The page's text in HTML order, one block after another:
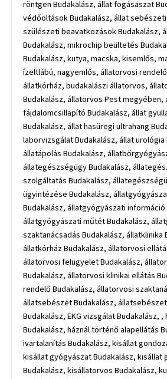
röntgen Budakalász, állat fogásaszat
védőoltások Budakalász, állat
szülészeti beavatkozások Budakalász,
Budakalász, mikrochip beültetés
Budakalász, kutya, macska, kisemlős,
ízeltlábú, nagyemlős, állatorvosi
állatkórház, budakalászi állatorvos,
Budakalász, állatorvos Pest megyében,
fájdalomcsillapító Budakalász, állat
Budakalász, állat hasüregi ultrahang
laborvizsgálat Budakalász, állat urológia
állatápolás Budakalász,
állategészségügy Budakalász,
szolgáltatás Budakalász,
ügyintézése Budakalász,
Budakalász, állatgyógyászati információ
állatgyógyászati műtét Budakalász,
szaktanácsadás Budakalász, állatklinika
állatkórház Budakalász, állatorvosi
állatorvosi felügyelet Budakalász,
Budakalász, állatorvosi klinikai ellátás
rendelő Budakalász, állatorvosi
állatsebészet Budakalász,
Budakalász, EKG vizsgálat Budakalász,
Budakalász, háznál történő alapellátás
ivartalanítás Budakalász, kisállat
kisállat gyógyászat Budakalász, kisállat
Budakalász, kisállatorvos Budakalász,